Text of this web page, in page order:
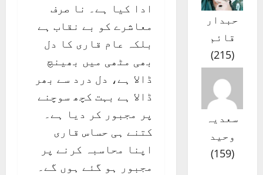
ادا کیا ہے۔ نا صرف
معاشرے کو بے نقاب ہے
بلکہ عام قاری کا دل
بھی مٹھی میں بھینچ
ڈالا ہے، دل درد سے بھر
ڈالا ہے بہت کچھ سوچنے
پر مجبور کر دیا ہے۔
کتنے ہی حساس قاری
اپنا محاسبہ کرنے پر
مجبور ہو گئے ہوں گے۔
حبدار
قائم
(
215
)
سعدیہ
وحید
(
159
)